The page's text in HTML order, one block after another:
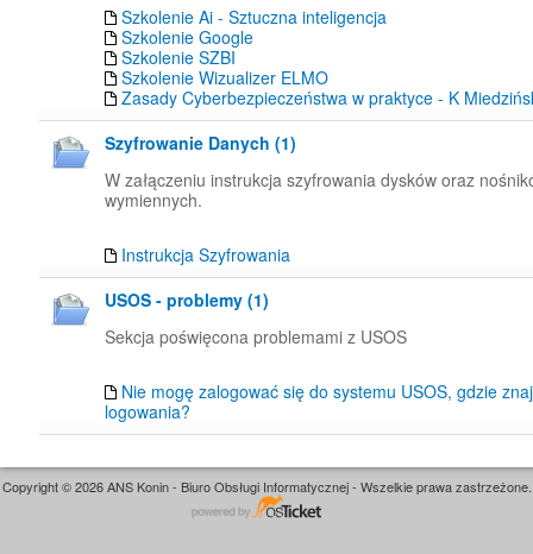
Szkolenie Ai - Sztuczna inteligencja
Szkolenie Google
Szkolenie SZBI
Szkolenie Wizualizer ELMO
Zasady Cyberbezpieczeństwa w praktyce - K
Szyfrowanie Danych (1)
W załączeniu instrukcja szyfrowania dysków oraz
wymiennych.
Instrukcja Szyfrowania
USOS - problemy (1)
Sekcja poświęcona problemami z USOS
Nie mogę zalogować się do systemu USOS, gdzie
logowania?
Copyright © 2026 ANS Konin - Biuro Obsługi Informatycznej - Wszelkie prawa zastrzeżone.